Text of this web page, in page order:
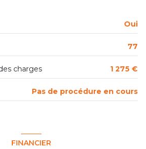
Oui
77
charges 1 275 €
Pas de procédure en cours
FINANCIER